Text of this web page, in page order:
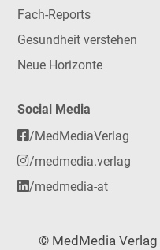
Fach-Reports
Gesundheit verstehen
Neue Horizonte
Social Media
/MedMediaVerlag
/medmedia.verlag
/medmedia-at
© MedMedia